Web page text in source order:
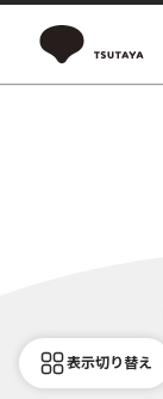
表示切り替え